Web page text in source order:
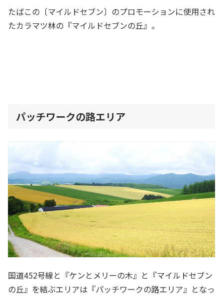
たばこの〔マイルドセブン〕のプロモーションに使用され
たカラマツ林の『マイルドセブンの丘』。
パッチワークの路エリア
国道452号線と『ケンとメリーの木』と『マイルドセブン
の丘』を結ぶエリアは『パッチワークの路エリア』となっ